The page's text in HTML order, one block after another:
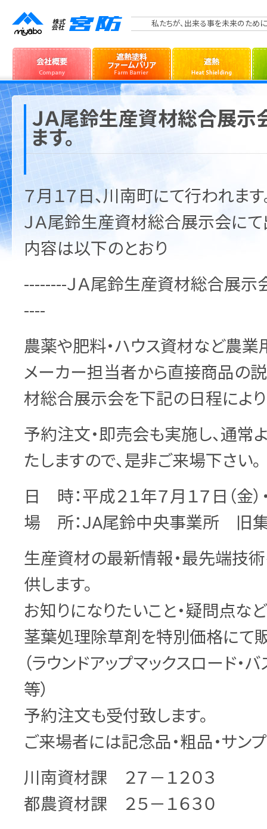
私たちが、出来る事を未来のために
ＪＡ尾鈴生産資材総合展示
ます。
７月１７日、川南町にて行われます
ＪＡ尾鈴生産資材総合展示会にて
内容は以下のとおり
--------ＪＡ尾鈴生産資材総合展示
----
農薬や肥料・ハウス資材など農業
メーカー担当者から直接商品の
材総合展示会を下記の日程により
予約注文・即売会も実施し、通常
たしますので、是非ご来場下さい。
日 時：平成２１年７月１７日（金）
場 所：JA尾鈴中央事業所 旧
生産資材の最新情報・最先端技
供します。
お知りになりたいこと・疑問点な
茎葉処理除草剤を特別価格にて
（ラウンドアップマックスロード・
等）
予約注文も受付致します。
ご来場者には記念品・粗品・サン
川南資材課 ２７－１２０３
都農資材課 ２５－１６３０